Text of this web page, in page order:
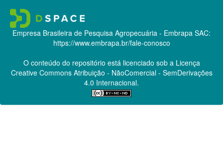
Empresa Brasileira de Pesquisa Agropecuária - Embrapa SAC:
https://www.embrapa.br/fale-conosco
O conteúdo do repositório está licenciado sob a Licença
Creative CommonsAtribuição - NãoComercial - SemDerivações
4.0 Internacional.